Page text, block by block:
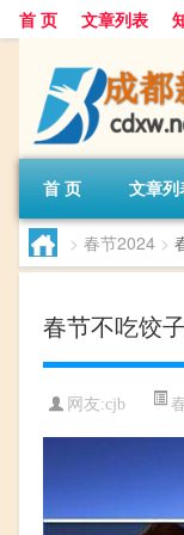
首 页 文章列表
首 页 文章列
> 春节2024 >
春节不吃饺
网友:cjb